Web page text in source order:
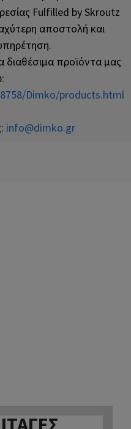
Fulfilled by Skroutz
αποστολή και
διαθέσιμα προϊόντα μας
Dimko/products.html
info@dimko.gr